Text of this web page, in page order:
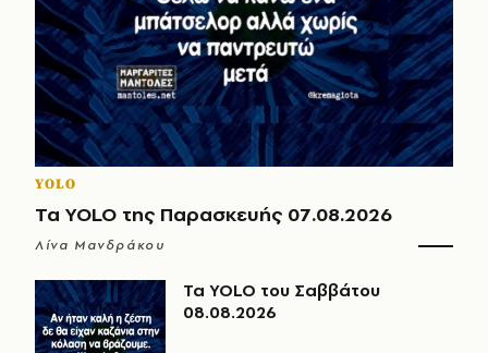
YOLO
Τα YOLO της Παρασκευής 07.08.2026
Λίνα Μανδράκου
Τα YOLO του Σαββάτου
08.08.2026